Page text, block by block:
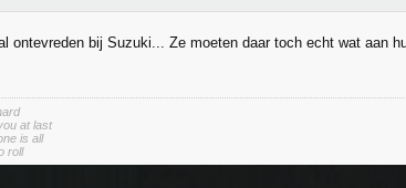
ontevreden bij Suzuki... Ze moeten daar toch echt wat aan
at last
is all
roll